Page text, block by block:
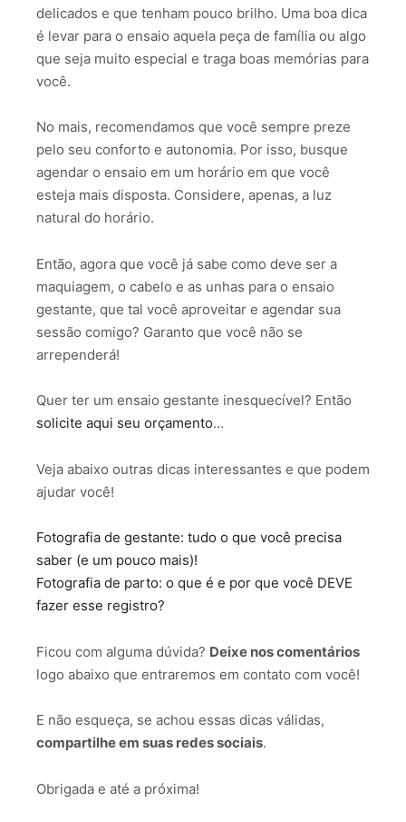
delicados e que tenham pouco brilho. Uma boa dica
é levar para o ensaio aquela peça de família ou algo
que seja muito especial e traga boas memórias para
você.
No mais, recomendamos que você sempre preze
pelo seu conforto e autonomia. Por isso, busque
agendar o ensaio em um horário em que você
esteja mais disposta. Considere, apenas, a luz
natural do horário.
Então, agora que você já sabe como deve ser a
maquiagem, o cabelo e as unhas para o ensaio
gestante, que tal você aproveitar e agendar sua
sessão comigo? Garanto que você não se
arrependerá!
Quer ter um ensaio gestante inesquecível? Então
solicite aqui seu orçamento…
Veja abaixo outras dicas interessantes e que podem
ajudar você!
Fotografia de gestante: tudo o que você precisa
saber (e um pouco mais)!
Fotografia de parto: o que é e por que você DEVE
fazer esse registro?
Ficou com alguma dúvida? Deixe nos comentários
logo abaixo que entraremos em contato com você!
E não esqueça, se achou essas dicas válidas,
compartilhe em suas redes sociais.
Obrigada e até a próxima!